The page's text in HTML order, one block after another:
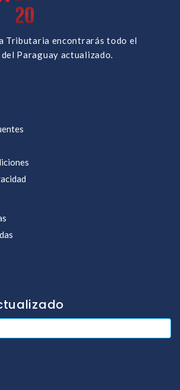
Tributaria encontrarás todo el
Paraguay actualizado.